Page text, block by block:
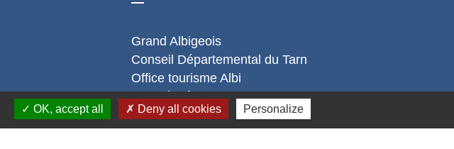
Grand Albigeois
Conseil Départemental du Tarn
Office tourisme Albi
Comité Départemental Tourisme
OK, accept all Deny all cookies Personalize